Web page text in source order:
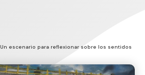
Un escenario para reflexionar sobre los sentidos